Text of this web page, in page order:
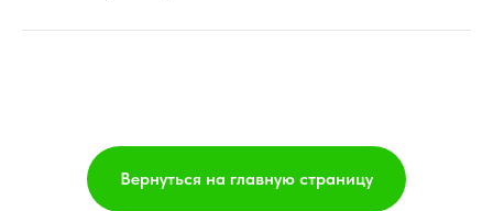
Вернуться на главную страницу